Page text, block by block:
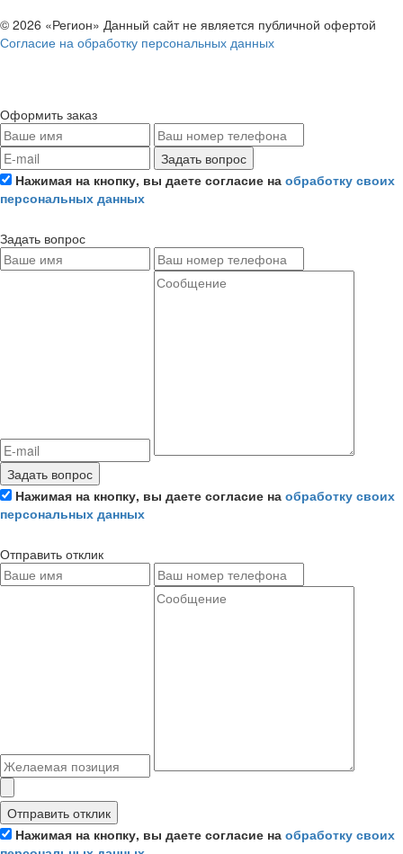
© 2026 «Регион» Данный сайт не является публичной офертой
Согласие на обработку персональных данных
Оформить заказ
Задать вопрос
Нажимая на кнопку, вы даете согласие на обработку своих
персональных данных
Задать вопрос
Задать вопрос
Нажимая на кнопку, вы даете согласие на обработку своих
персональных данных
Отправить отклик
Отправить отклик
Нажимая на кнопку, вы даете согласие на обработку своих